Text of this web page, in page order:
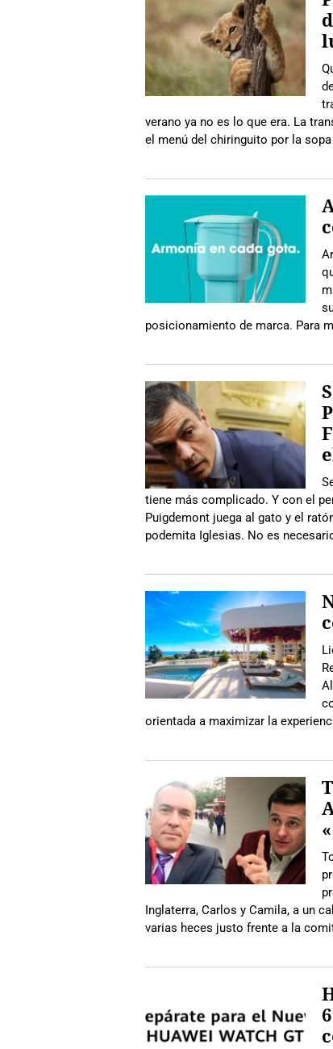
verano ya no es lo que era. La
el menú del chiringuito por la
posicionamiento de marca. Para
tiene más complicado. Y con el
Puigdemont juega al gato y el
podemita Iglesias. No es
orientada a maximizar la
Inglaterra, Carlos y Camila, a un
varias heces justo frente a la